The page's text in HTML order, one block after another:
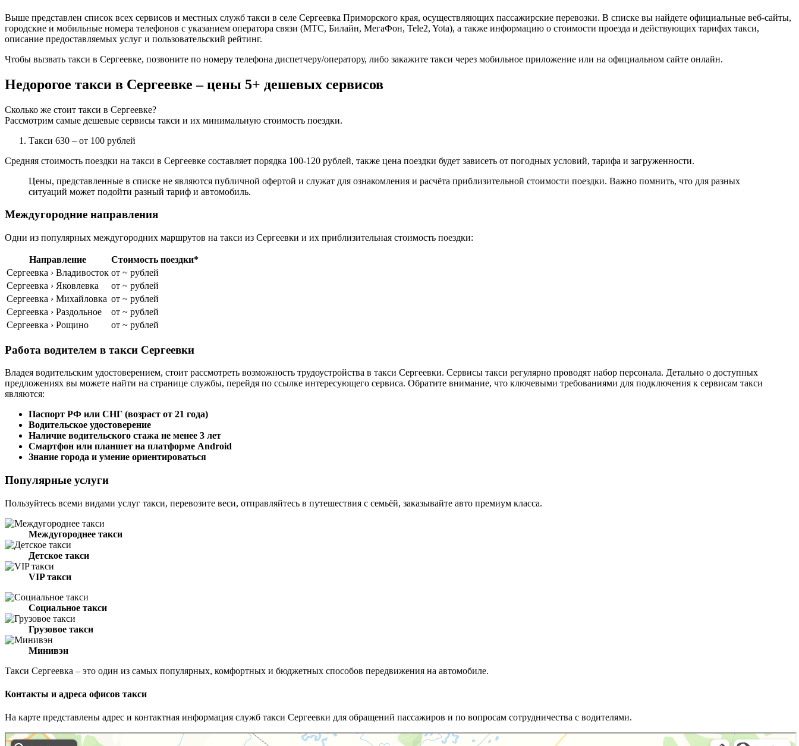
Выше представлен список всех сервисов и местных служб такси в селе Сергеевка Приморского края, осуществляющих пассажирские перевозки. В списке вы найдете официальные веб-сайты,
городские и мобильные номера телефонов с указанием оператора связи (МТС, Билайн, МегаФон, Tele2, Yota), а также информацию о стоимости проезда и действующих тарифах такси,
описание предоставляемых услуг и пользовательский рейтинг.
Чтобы вызвать такси в Сергеевке, позвоните по номеру телефона диспетчеру/оператору, либо закажите такси через мобильное приложение или на официальном сайте онлайн.
Недорогое такси в Сергеевке – цены 5+ дешевых сервисов
Сколько же стоит такси в Сергеевке?
Рассмотрим самые дешевые сервисы такси и их минимальную стоимость поездки.
Такси 630 – от 100 рублей
Средняя стоимость поездки на такси в Сергеевке составляет порядка 100-120 рублей, также цена поездки будет зависеть от погодных условий, тарифа и загруженности.
Цены, представленные в списке не являются публичной офертой и служат для ознакомления и расчёта приблизительной стоимости поездки. Важно помнить, что для разных
ситуаций может подойти разный тариф и автомобиль.
Междугородние направления
Одни из популярных междугородних маршрутов на такси из Сергеевки и их приблизительная стоимость поездки:
Направление
Стоимость поездки*
Сергеевка › Владивосток от ~ рублей
Сергеевка › Яковлевка
от ~ рублей
Сергеевка › Михайловка от ~ рублей
Сергеевка › Раздольное
от ~ рублей
Сергеевка › Рощино
от ~ рублей
Работа водителем в такси Сергеевки
Владея водительским удостоверением, стоит рассмотреть возможность трудоустройства в такси Сергеевки. Сервисы такси регулярно проводят набор персонала. Детально о доступных
предложениях вы можете найти на странице службы, перейдя по ссылке интересующего сервиса. Обратите внимание, что ключевыми требованиями для подключения к сервисам такси
являются:
Паспорт РФ или СНГ (возраст от 21 года)
Водительское удостоверение
Наличие водительского стажа не менее 3 лет
Смартфон или планшет на платформе Android
Знание города и умение ориентироваться
Популярные услуги
Пользуйтесь всеми видами услуг такси, перевозите веси, отправляйтесь в путешествия с семьёй, заказывайте авто премиум класса.
Междугороднее такси
Детское такси
VIP такси
Социальное такси
Грузовое такси
Минивэн
Такси Сергеевка – это один из самых популярных, комфортных и бюджетных способов передвижения на автомобиле.
Контакты и адреса офисов такси
На карте представлены адрес и контактная информация служб такси Сергеевки для обращений пассажиров и по вопросам сотрудничества с водителями.